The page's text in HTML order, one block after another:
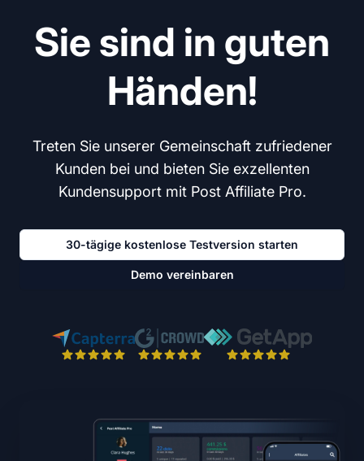
Sie sind in guten
Händen!
Treten Sie unserer Gemeinschaft zufriedener
Kunden bei und bieten Sie exzellenten
Kundensupport mit Post Affiliate Pro.
30-tägige kostenlose Testversion starten
Demo vereinbaren